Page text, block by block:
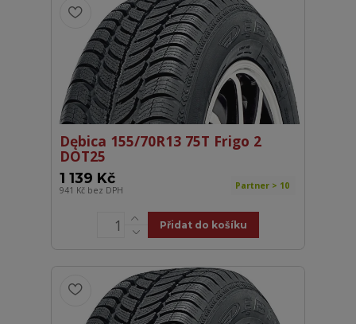
Dębica 155/70R13 75T Frigo 2
DOT25
1 139 Kč
941 Kč bez DPH Partner > 10
Přidat do košíku